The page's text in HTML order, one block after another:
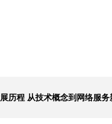
历程 从技术概念到网络服务